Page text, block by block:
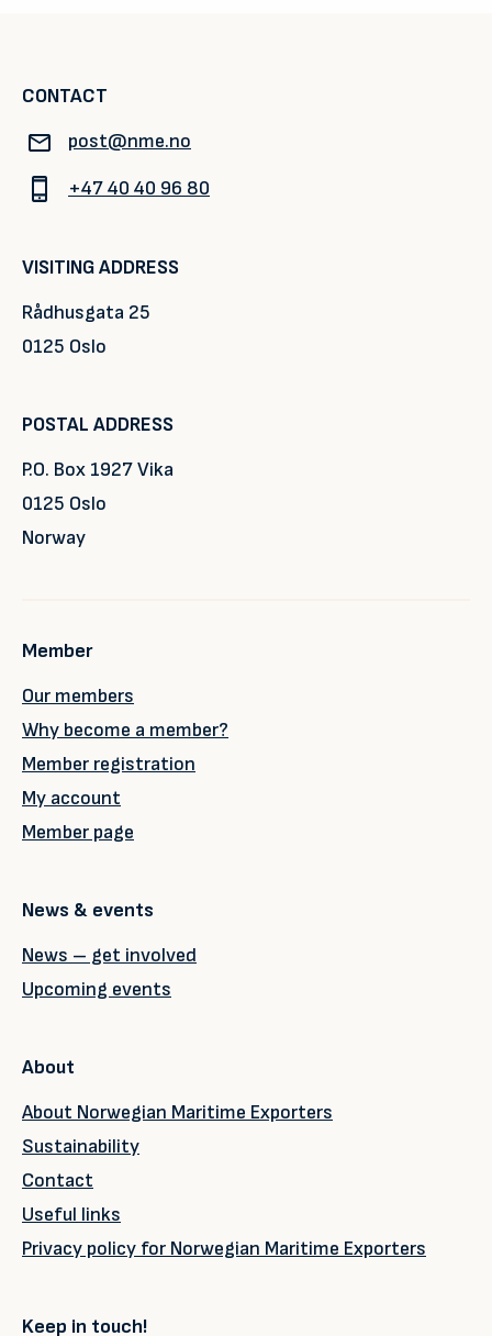
CONTACT
post@nme.no
+47 40 40 96 80
VISITING ADDRESS
Rådhusgata 25
0125 Oslo
POSTAL ADDRESS
P.O. Box 1927 Vika
0125 Oslo
Norway
Member
Our members
Why become a member?
Member registration
My account
Member page
News & events
News – get involved
Upcoming events
About
About Norwegian Maritime Exporters
Sustainability
Contact
Useful links
Privacy policy for Norwegian Maritime Exporters
Keep in touch!